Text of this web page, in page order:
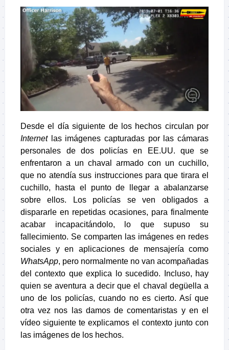
Desde el día siguiente de los hechos circulan por
Internetlas imágenes capturadas por las cámaras
personales de dos policías en EE.UU. que se
enfrentaron a un chaval armado con un cuchillo,
que no atendía sus instrucciones para que tirara el
cuchillo, hasta el punto de llegar a abalanzarse
sobre ellos. Los policías se ven obligados a
dispararle en repetidas ocasiones, para finalmente
acabar incapacitándolo, lo que supuso su
fallecimiento. Se comparten las imágenes en redes
sociales y en aplicaciones de mensajería como
WhatsApp, pero normalmente no van acompañadas
del contexto que explica lo sucedido. Incluso, hay
quien se aventura a decir que el chaval degüella a
uno de los policías, cuando no es cierto. Así que
otra vez nos las damos de comentaristas y en el
vídeo siguiente te explicamos el contexto junto con
las imágenes de los hechos.